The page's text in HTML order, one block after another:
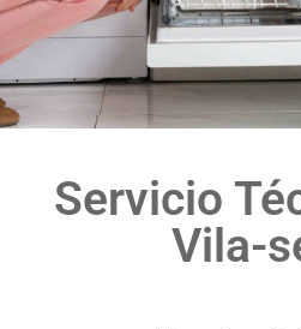
Servicio
Vila-